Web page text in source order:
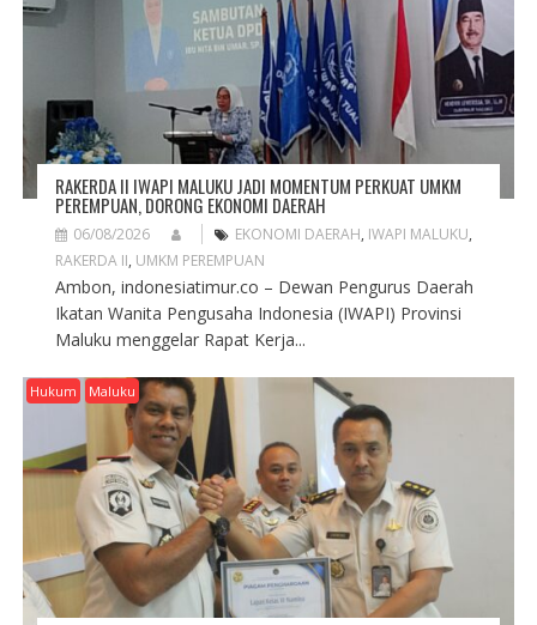
RAKERDA II IWAPI MALUKU JADI MOMENTUM PERKUAT UMKM
PEREMPUAN, DORONG EKONOMI DAERAH
06/08/2026 EKONOMI DAERAH, IWAPI MALUKU,
RAKERDA II, UMKM PEREMPUAN
Ambon, indonesiatimur.co – Dewan Pengurus Daerah
Ikatan Wanita Pengusaha Indonesia (IWAPI) Provinsi
Maluku menggelar Rapat Kerja...
Hukum Maluku